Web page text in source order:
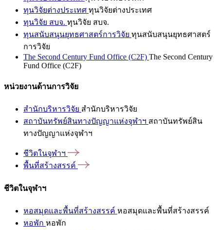
ทุนวิจัยต่างประเทศ ทุนวิจัยต่างประเทศ
ทุนวิจัย สบจ. ทุนวิจัย สบจ.
ทุนสนับสนุนยุทธศาสตร์การวิจัย ทุนสนับสนุนยุทธศาสตร์
การวิจัย
The Second Century Fund Office (C2F) The Second Century
Fund Office (C2F)
หน่วยงานด้านการวิจัย
สำนักบริหารวิจัย สำนักบริหารวิจัย
สถาบันทรัพย์สินทางปัญญาแห่งจุฬาฯ สถาบันทรัพย์สิน
ทางปัญญาแห่งจุฬาฯ
ชีวิตในจุฬาฯ
พื้นที่สร้างสรรค์
ชีวิตในจุฬาฯ
หอสมุดและพื้นที่สร้างสรรค์ หอสมุดและพื้นที่สร้างสรรค์
หอพัก หอพัก